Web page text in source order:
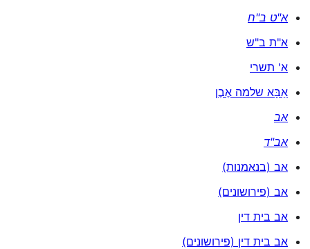
א"ט ב"ח
א"ת ב"ש
א' תשרי
אַבָּא שלמה אֶבֶן
אב
אב"ד
אב (בנאמנות)
אב (פירושונים)
אב בית דין
אב בית דין (פירושונים)